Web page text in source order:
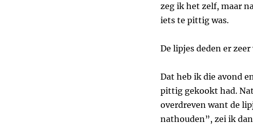
zeg ik het zelf, maar
iets te pittig was.
De lipjes deden er zeer
Dat heb ik die avond
pittig gekookt had.
overdreven want de
nathouden”, zei ik